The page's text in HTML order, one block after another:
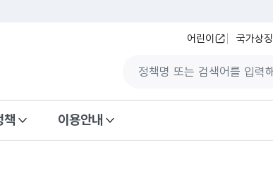
어린이 국가상징
책 이용안내